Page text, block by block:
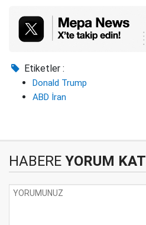
Etiketler :
Donald Trump
ABD İran
HABERE YORUM KAT